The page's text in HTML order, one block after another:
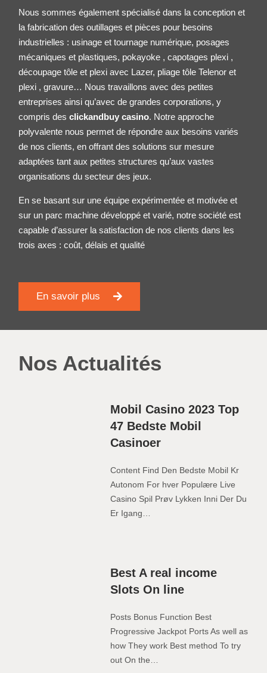
Nous sommes également spécialisé dans la conception et
la fabrication des outillages et pièces pour besoins
industrielles : usinage et tournage numérique, posages
mécaniques et plastiques, pokayoke , capotages plexi ,
découpage tôle et plexi avec Lazer, pliage tôleTelenor et
plexi , gravure… Nous travaillons avec des petites
entreprises ainsi qu’avec de grandes corporations, y
compris desclickandbuy casino. Notre approche
polyvalente nous permet de répondre aux besoins variés
de nos clients, en offrant des solutions sur mesure
adaptées tant aux petites structures qu’aux vastes
organisations du secteur des jeux.
En se basant sur une équipe expérimentée et motivée et
sur un parc machine développé et varié, notre société est
capable d’assurer la satisfaction de nos clients dans les
trois axes : coût, délais et qualité
En savoir plus
Nos Actualités
Mobil Casino 2023 Top
47 Bedste Mobil
Casinoer
Content Find Den Bedste Mobil Kr
Autonom For hver Populære Live
Casino Spil Prøv Lykken Inni Der Du
Er Igang…
Best A real income
Slots On line
Posts Bonus Function Best
Progressive Jackpot Ports As well as
how They work Best method To try
out On the…